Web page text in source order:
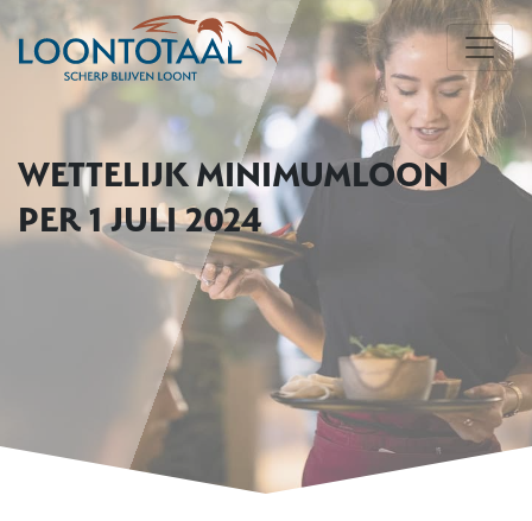
WETTELIJK MINIMUMLOON
PER 1 JULI 2024